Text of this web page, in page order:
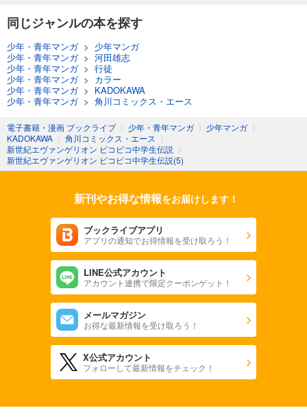
同じジャンルの本を探す
少年・青年マンガ> 少年マンガ
少年・青年マンガ> 河田雄志
少年・青年マンガ> 行徒
少年・青年マンガ> カラー
少年・青年マンガ> KADOKAWA
少年・青年マンガ> 角川コミックス・エース
電子書籍・漫画 ブックライブ 〉 少年・青年マンガ 〉 少年マンガ 〉
KADOKAWA 〉 角川コミックス・エース 〉
新世紀エヴァンゲリオン ピコピコ中学生伝説 〉
新世紀エヴァンゲリオン ピコピコ中学生伝説(5)
新刊やお得な情報をお届けします！
ブックライブアプリ
アプリの通知でお得情報を受け取ろう！
LINE公式アカウント
アカウント連携で限定クーポンゲット！
メールマガジン
お得な最新情報を受け取ろう！
X公式アカウント
フォローして最新情報をチェック！